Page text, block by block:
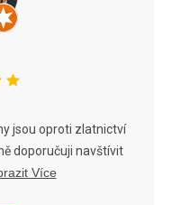
jsou oproti zlatnictví
doporučuji navštívit
Více